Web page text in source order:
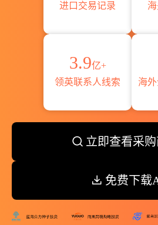
进口交易记录
3.9亿+
领英联系人线索
海
立即查看采
免费下载